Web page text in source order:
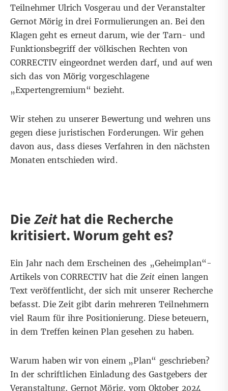
Teilnehmer Ulrich Vosgerau und der Veranstalter
Gernot Mörig in drei Formulierungen an. Bei den
Klagen geht es erneut darum, wie der Tarn- und
Funktionsbegriff der völkischen Rechten von
CORRECTIV eingeordnet werden darf, und auf wen
sich das von Mörig vorgeschlagene
„Expertengremium“ bezieht.
Wir stehen zu unserer Bewertung und wehren uns
gegen diese juristischen Forderungen. Wir gehen
davon aus, dass dieses Verfahren in den nächsten
Monaten entschieden wird.
DieZeithat die Recherche
kritisiert. Worum geht es?
Ein Jahr nach dem Erscheinen des „Geheimplan“-
Artikels von CORRECTIV hat die Zeit einen langen
Text veröffentlicht, der sich mit unserer Recherche
befasst. Die Zeit gibt darin mehreren Teilnehmern
viel Raum für ihre Positionierung. Diese beteuern,
in dem Treffen keinen Plan gesehen zu haben.
Warum haben wir von einem „Plan“ geschrieben?
In der schriftlichen Einladung des Gastgebers der
Veranstaltung, Gernot Mörig, vom Oktober 2024